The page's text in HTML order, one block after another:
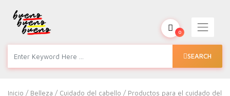
SEARCH
0
Inicio / Belleza / Cuidado del cabello / Productos para el cuidado del